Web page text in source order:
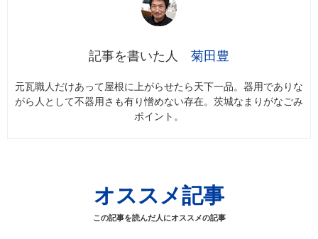
菊田豊
元瓦職人だけあって屋根に上がらせたら天下一品。器用でありな
がら人として不器用さも有り憎めない存在。茨城なまりがなごみ
ポイント。
オススメ記事
この記事を読んだ人にオススメの記事